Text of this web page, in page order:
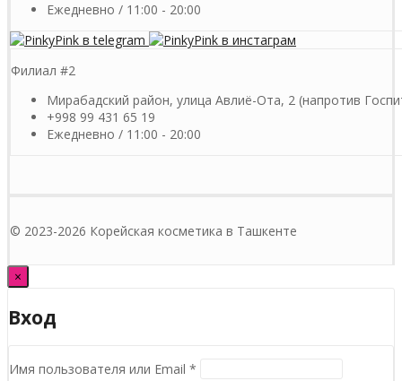
Ежедневно / 11:00 - 20:00
Филиал #2
Мирабадский район, улица Авлиё-Ота, 2 (напротив
+998 99 431 65 19
Ежедневно / 11:00 - 20:00
© 2023-2026 Корейская косметика в Ташкенте
×
Вход
Имя пользователя или Email *